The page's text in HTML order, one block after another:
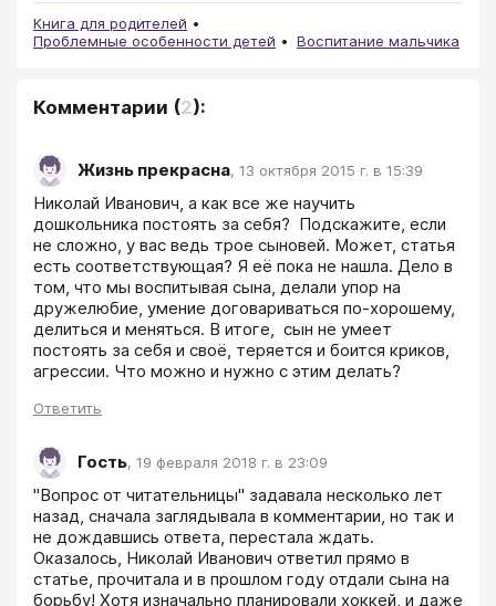
Книга для родителей
Проблемные особенности детей
Воспитание мальчика
Комментарии (2):
Жизнь прекрасна, 13 октября 2015 г. в 15:39
Николай Иванович, а как все же научить
дошкольника постоять за себя?  Подскажите, если
не сложно, у вас ведь трое сыновей. Может, статья
есть соответствующая? Я её пока не нашла. Дело в
том, что мы воспитывая сына, делали упор на
дружелюбие, умение договариваться по-хорошему,
делиться и меняться. В итоге,  сын не умеет
постоять за себя и своё, теряется и боится криков,
агрессии. Что можно и нужно с этим делать?
Ответить
Гость, 19 февраля 2018 г. в 23:09
"Вопрос от читательницы" задавала несколько лет
назад, сначала заглядывала в комментарии, но так и
не дождавшись ответа, перестала ждать.
Оказалось, Николай Иванович ответил прямо в
статье, прочитала и в прошлом году отдали сына на
борьбу! Хотя изначально планировали хоккей, и даже